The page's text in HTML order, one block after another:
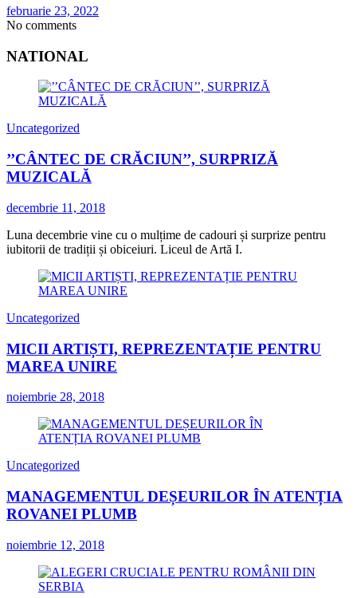
februarie 23, 2022
No comments
NATIONAL
Uncategorized
’’CÂNTEC DE CRĂCIUN’’, SURPRIZĂ
MUZICALĂ
decembrie 11, 2018
Luna decembrie vine cu o mulțime de cadouri și surprize pentru
iubitorii de tradiții și obiceiuri. Liceul de Artă I.
Uncategorized
MICII ARTIȘTI, REPREZENTAȚIE PENTRU
MAREA UNIRE
noiembrie 28, 2018
Uncategorized
MANAGEMENTUL DEȘEURILOR ÎN ATENȚIA
ROVANEI PLUMB
noiembrie 12, 2018